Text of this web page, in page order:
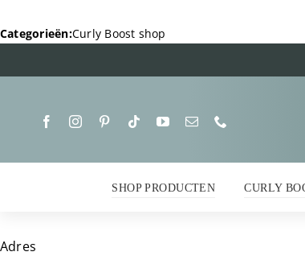
naar
Categorieën:Curly Boost shop
SHOP PRODUCTEN CURLY
Adres